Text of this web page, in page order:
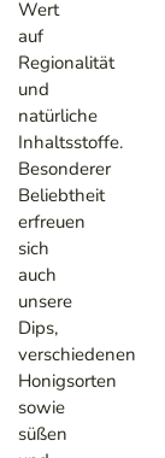
Wert
auf
Regionalität
und
natürliche
Inhaltsstoffe.
Besonderer
Beliebtheit
erfreuen
sich
auch
unsere
Dips,
verschiedenen
Honigsorten
sowie
süßen